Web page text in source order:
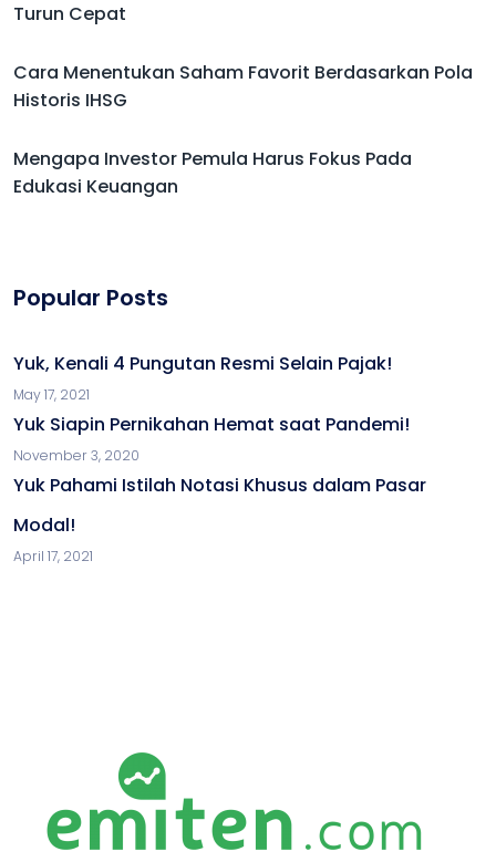
Turun Cepat
Cara Menentukan Saham Favorit Berdasarkan Pola
Historis IHSG
Mengapa Investor Pemula Harus Fokus Pada
Edukasi Keuangan
Popular Posts
Yuk, Kenali 4 Pungutan Resmi Selain Pajak!
May 17, 2021
Yuk Siapin Pernikahan Hemat saat Pandemi!
November 3, 2020
Yuk Pahami Istilah Notasi Khusus dalam Pasar
Modal!
April 17, 2021